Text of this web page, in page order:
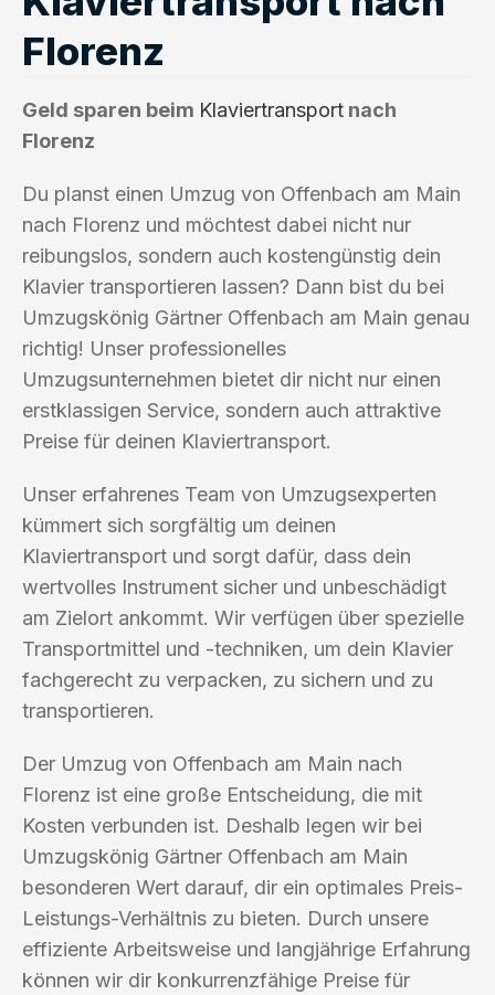
Florenz
Geld sparen beim Klaviertransport nach
Florenz
Du planst einen Umzug von Offenbach am Main
nach Florenz und möchtest dabei nicht nur
reibungslos, sondern auch kostengünstig dein
Klavier transportieren lassen? Dann bist du bei
Umzugskönig Gärtner Offenbach am Main genau
richtig! Unser professionelles
Umzugsunternehmen bietet dir nicht nur einen
erstklassigen Service, sondern auch attraktive
Preise für deinen Klaviertransport.
Unser erfahrenes Team von Umzugsexperten
kümmert sich sorgfältig um deinen
Klaviertransport und sorgt dafür, dass dein
wertvolles Instrument sicher und unbeschädigt
am Zielort ankommt. Wir verfügen über spezielle
Transportmittel und -techniken, um dein Klavier
fachgerecht zu verpacken, zu sichern und zu
transportieren.
Der Umzug von Offenbach am Main nach
Florenz ist eine große Entscheidung, die mit
Kosten verbunden ist. Deshalb legen wir bei
Umzugskönig Gärtner Offenbach am Main
besonderen Wert darauf, dir ein optimales Preis-
Leistungs-Verhältnis zu bieten. Durch unsere
effiziente Arbeitsweise und langjährige Erfahrung
können wir dir konkurrenzfähige Preise für